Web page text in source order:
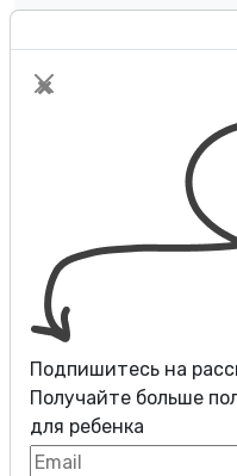
Разговорные клубы
Блог
Подпишитесь на
Получайте больше
для ребенка